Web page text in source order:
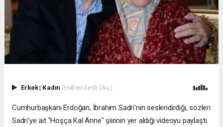
Erkek| Kadın (Haberi Sesli Oku)
Cumhurbaşkanı Erdoğan, İbrahim Sadri'nin seslendirdiği, sözleri
Sadri'ye ait "Hoşça Kal Anne" şiirinin yer aldığı videoyu paylaştı.